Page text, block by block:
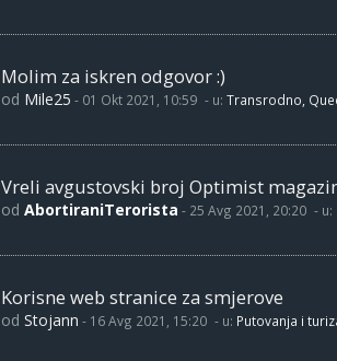
Molim za iskren odgovor :)
od Mile25 - 01 Okt 2021, 10:59 - u: Transrodno,
Vreli avgustovski broj Optimist
od AbortiraniTerorista - 25 Avg 2021, 20:20 - u:
Korisne web stranice za smjerove
od Stojann - 16 Avg 2021, 15:20 - u: Putovanja i